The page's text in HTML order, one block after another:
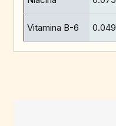
Vitamina B-6